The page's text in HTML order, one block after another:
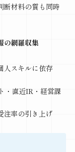
断材料の質も同時
網羅収集
人スキルに依存
・直近IR・経営課
注率の引き上げ